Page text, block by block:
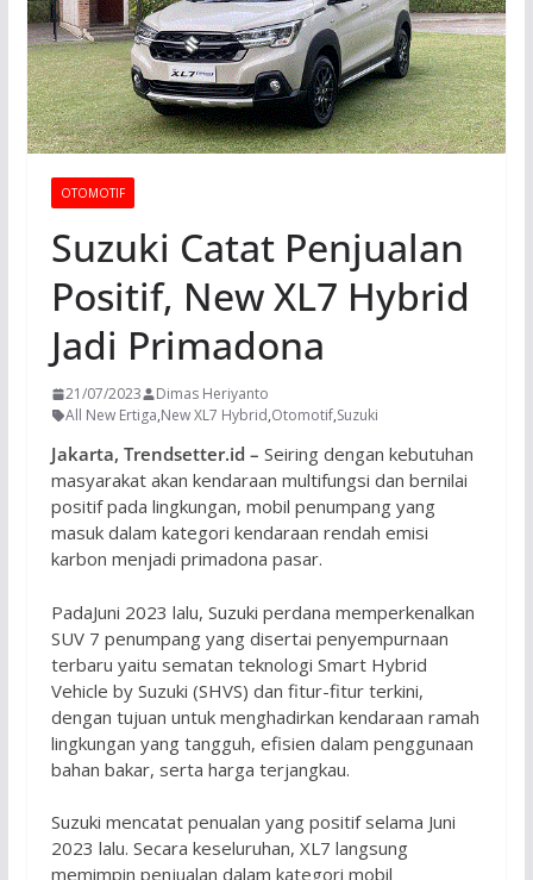
OTOMOTIF
Suzuki Catat Penjualan
Positif, New XL7 Hybrid
Jadi Primadona
21/07/2023
Dimas Heriyanto
All New Ertiga,New XL7 Hybrid,Otomotif,Suzuki
Jakarta, Trendsetter.id – Seiring dengan kebutuhan
masyarakat akan kendaraan multifungsi dan bernilai
positif pada lingkungan, mobil penumpang yang
masuk dalam kategori kendaraan rendah emisi
karbon menjadi primadona pasar.
PadaJuni 2023 lalu, Suzuki perdana memperkenalkan
SUV 7 penumpang yang disertai penyempurnaan
terbaru yaitu sematan teknologi Smart Hybrid
Vehicle by Suzuki (SHVS) dan fitur-fitur terkini,
dengan tujuan untuk menghadirkan kendaraan ramah
lingkungan yang tangguh, efisien dalam penggunaan
bahan bakar, serta harga terjangkau.
Suzuki mencatat penualan yang positif selama Juni
2023 lalu. Secara keseluruhan, XL7 langsung
memimpin penjualan dalam kategori mobil